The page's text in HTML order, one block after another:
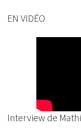
EN VIDÉO
Interview de